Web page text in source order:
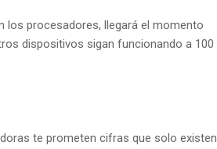
los procesadores, llegará el momento
dispositivos sigan funcionando a 100
te prometen cifras que solo existen